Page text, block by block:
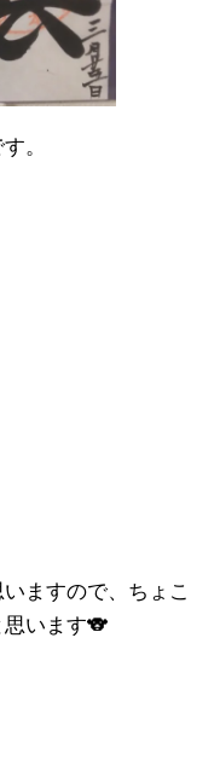
。
ますので、ちょこ
います🐨